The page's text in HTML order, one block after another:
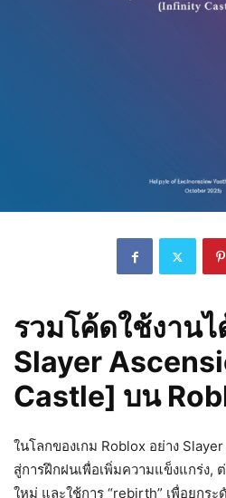
รวมโค้ดใช้งาน
Slayer
Castle] บน
ในโลกของเกม Roblox อย่าง
สู่การฝึกฝนเพื่อเพิ่มความแข็งแกร่ง,
ใหม่ และใช้การ “rebirth” เพื่อยกร